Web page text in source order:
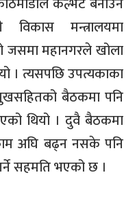
मन्त्रालयमा
जसमा महानगरले खोला
। त्यसपछि उपत्यकाका
बैठकमा पनि
थियो । दुवै बैठकमा
अघि बढ्न नसके पनि
सहमति भएको छ ।